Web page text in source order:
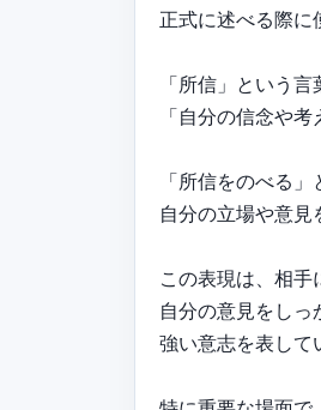
正式に述べる際に
「所信」という言
「自分の信念や
「所信をのべる」
自分の立場や意見
この表現は、相手
自分の意見をしっ
強い意志を表して